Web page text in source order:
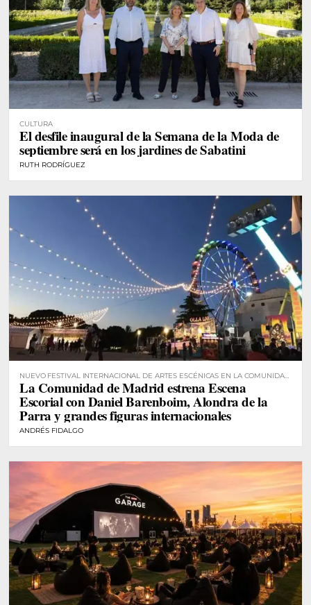
CULTURA
El desfile inaugural de la Semana de la Moda de
septiembre será en los jardines de Sabatini
RUTH RODRÍGUEZ
NUEVO FESTIVAL INTERNACIONAL DE ARTES ESCÉNICAS EN LA COMUNIDAD
DE MADRID
La Comunidad de Madrid estrena Escena
Escorial con Daniel Barenboim, Alondra de la
Parra y grandes figuras internacionales
ANDRÉS FIDALGO